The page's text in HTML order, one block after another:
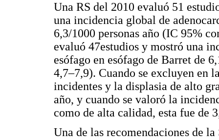
Una RS del 2010 evaluó 51
una incidencia global de
6,3/1000 personas año (IC 95%
evaluó 47estudios y mostró una
esófago en esófago de Barret de
4,7–7,9). Cuando se excluyen en
incidentes y la displasia de alto
año, y cuando se valoró la
como de alta calidad, esta fue de
Una de las recomendaciones de